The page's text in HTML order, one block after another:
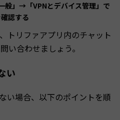
」→「VPNとデバイス管理」で
認する
トリファアプリ内のチャット
い合わせましょう。
い
い場合、以下のポイントを順